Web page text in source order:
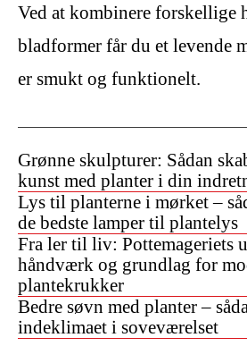
Ved at kombinere forskellige
bladformer får du et levende
er smukt og funktionelt.
Grønne skulpturer: Sådan
kunst med planter i din
Lys til planterne i mørket –
de bedste lamper til plantelys
Fra ler til liv: Pottemageriets
håndværk og grundlag for
plantekrukker
Bedre søvn med planter –
indeklimaet i soveværelset